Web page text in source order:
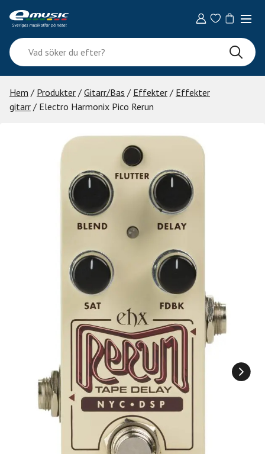
content
Vad
söker
du
efter?
Hem / Produkter / Gitarr/Bas / Effekter / Effekter
gitarr / Electro Harmonix Pico Rerun